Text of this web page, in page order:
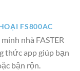
FS800AC
nhà FASTER
thức app giúp bạn
bận rộn.